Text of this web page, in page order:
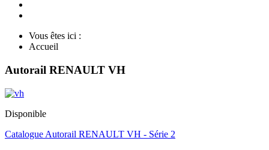
Vous êtes ici :
Accueil
Autorail RENAULT VH
Disponible
Catalogue Autorail RENAULT VH - Série 2